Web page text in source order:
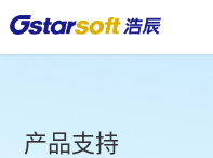
产品支持